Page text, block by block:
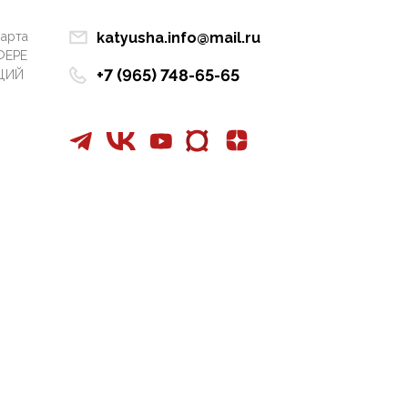
семьи и традиционных
ценностей: «Новые
люди» поднимают
электорат феминисток
мужчинами-«бабуинам
и»
katyusha.info@mail.ru
+7 (965) 748-65-65